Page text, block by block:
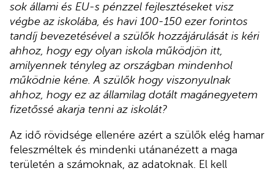
sok állami és EU-s pénzzel fejlesztéseket visz
végbe az iskolába, és havi 100-150 ezer forintos
tandíj bevezetésével a szülők hozzájárulását is kéri
ahhoz, hogy egy olyan iskola működjön itt,
amilyennek tényleg az országban mindenhol
működnie kéne. A szülők hogy viszonyulnak
ahhoz, hogy ez az államilag dotált magánegyetem
fizetőssé akarja tenni az iskolát?
Az idő rövidsége ellenére azért a szülők elég hamar
feleszméltek és mindenki utánanézett a maga
területén a számoknak, az adatoknak. El kell